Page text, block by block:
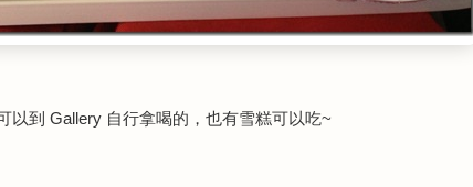
以到 Gallery 自行拿喝的，也有雪糕可以吃~